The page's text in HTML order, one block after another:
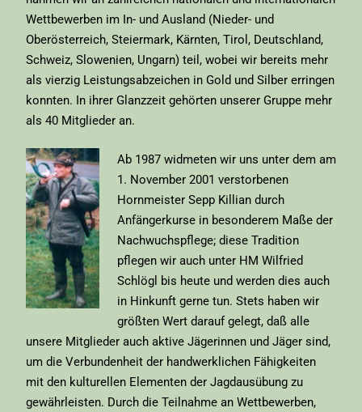
Wettbewerben im In- und Ausland (Nieder- und
Oberösterreich, Steiermark, Kärnten, Tirol, Deutschland,
Schweiz, Slowenien, Ungarn) teil, wobei wir bereits mehr
als vierzig Leistungsabzeichen in Gold und Silber erringen
konnten. In ihrer Glanzzeit gehörten unserer Gruppe mehr
als 40 Mitglieder an.
Ab 1987 widmeten wir uns unter dem am
1. November 2001 verstorbenen
Hornmeister Sepp Killian durch
Anfängerkurse in besonderem Maße der
Nachwuchspflege; diese Tradition
pflegen wir auch unter HM Wilfried
Schlögl bis heute und werden dies auch
in Hinkunft gerne tun. Stets haben wir
größten Wert darauf gelegt, daß alle
unsere Mitglieder auch aktive Jägerinnen und Jäger sind,
um die Verbundenheit der handwerklichen Fähigkeiten
mit den kulturellen Elementen der Jagdausübung zu
gewährleisten. Durch die Teilnahme an Wettbewerben,